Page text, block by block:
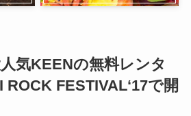
気KEENの無料レンタ
ROCK FESTIVAL‘17で開